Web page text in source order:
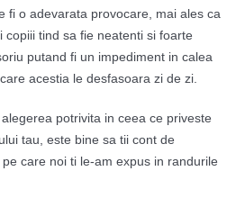
fi o adevarata provocare, mai ales ca
tind sa fie neatenti si foarte
putand fi un impediment in calea
acestia le desfasoara zi de zi.
potrivita in ceea ce priveste
tau, este bine sa tii cont de
care noi ti le-am expus in randurile